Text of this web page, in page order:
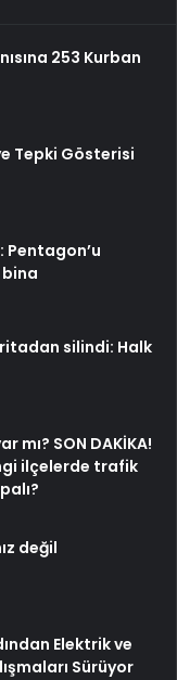
253 Kurban
Tepki Gösterisi
Pentagon’u
silindi: Halk
mı? SON DAKİKA!
ilçelerde trafik
değil
Elektrik ve
Sürüyor